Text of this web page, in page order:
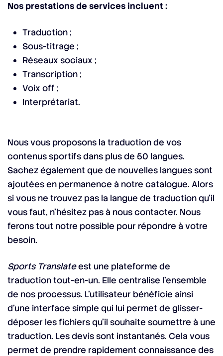
Nos prestations de services incluent :
Traduction ;
Sous-titrage ;
Réseaux sociaux ;
Transcription ;
Voix off ;
Interprétariat.
Nous vous proposons la traduction de vos
contenus sportifs dans plus de 50 langues.
Sachez également que de nouvelles langues sont
ajoutées en permanence à notre catalogue. Alors
si vous ne trouvez pas la langue de traduction qu’il
vous faut, n’hésitez pas à nous contacter. Nous
ferons tout notre possible pour répondre à votre
besoin.
Sports Translateest une plateforme de
traduction tout-en-un. Elle centralise l’ensemble
de nos processus. L’utilisateur bénéficie ainsi
d’une interface simple qui lui permet de glisser-
déposer les fichiers qu’il souhaite soumettre à une
traduction. Les devis sont instantanés. Cela vous
permet de prendre rapidement connaissance des